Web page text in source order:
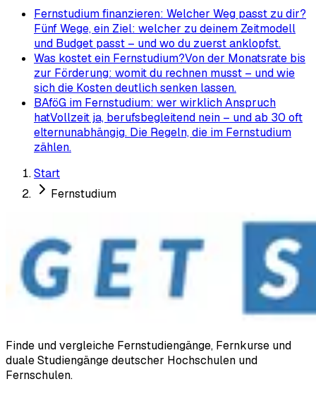
Fernstudium finanzieren: Welcher Weg passt zu dir?
Fünf Wege, ein Ziel: welcher zu deinem Zeitmodell
und Budget passt – und wo du zuerst anklopfst.
Was kostet ein Fernstudium?Von der Monatsrate bis
zur Förderung: womit du rechnen musst – und wie
sich die Kosten deutlich senken lassen.
BAföG im Fernstudium: wer wirklich Anspruch
hatVollzeit ja, berufsbegleitend nein – und ab 30 oft
elternunabhängig. Die Regeln, die im Fernstudium
zählen.
Start
Fernstudium
Finde und vergleiche Fernstudiengänge, Fernkurse und
duale Studiengänge deutscher Hochschulen und
Fernschulen.